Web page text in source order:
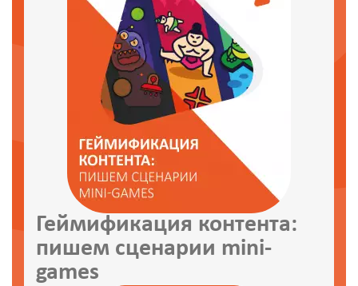
Геймификация контента:
пишем сценарии mini-
games